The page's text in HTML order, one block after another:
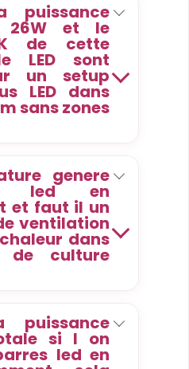
puissance
26W et le
de cette
LED sont
un setup
LED dans
sans zones
genere
led en
et faut il un
ventilation
dans
de culture
si l on
led en